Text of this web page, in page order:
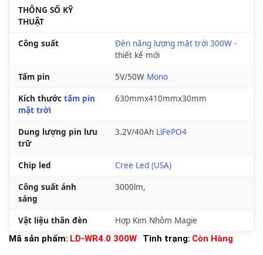
THÔNG SỐ KỸ
THUẬT
Công suất Đèn năng lượng mặt trời 300W -
thiết kế mới
Tấm pin 5V/50W Mono
Kích thước tấm pin
mặt trời
630mmx410mmx30mm
Dung lượng pin lưu
trữ
3.2V/40Ah LiFePO4
Chip led Cree Led (USA)
Công suất ánh
sáng
3000lm,
Vật liệu thân đèn
Hợp Kim Nhôm Magie
Mã sản phẩm: LD-WR4.0 300W Tình trạng: Còn Hàng